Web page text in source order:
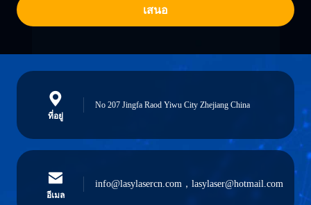
เสนอ
ที่อยู่
No 207 Jingfa Raod Yiwu City Zhejiang China
อีเมล
info@lasylasercn.com，lasylaser@hotmail.com